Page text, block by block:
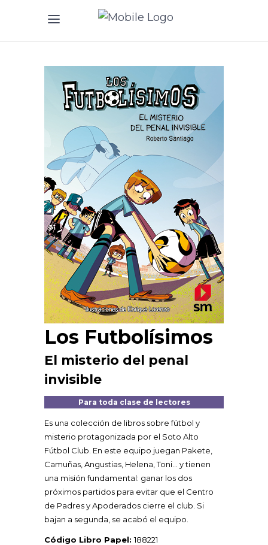
Los Futbolísimos
El misterio del penal
invisible
Para toda clase de lectores
Es una colección de libros sobre fútbol y
misterio protagonizada por el Soto Alto
Fútbol Club. En este equipo juegan Pakete,
Camuñas, Angustias, Helena, Toni… y tienen
una misión fundamental: ganar los dos
próximos partidos para evitar que el Centro
de Padres y Apoderados cierre el club. Si
bajan a segunda, se acabó el equipo.
Código Libro Papel:188221